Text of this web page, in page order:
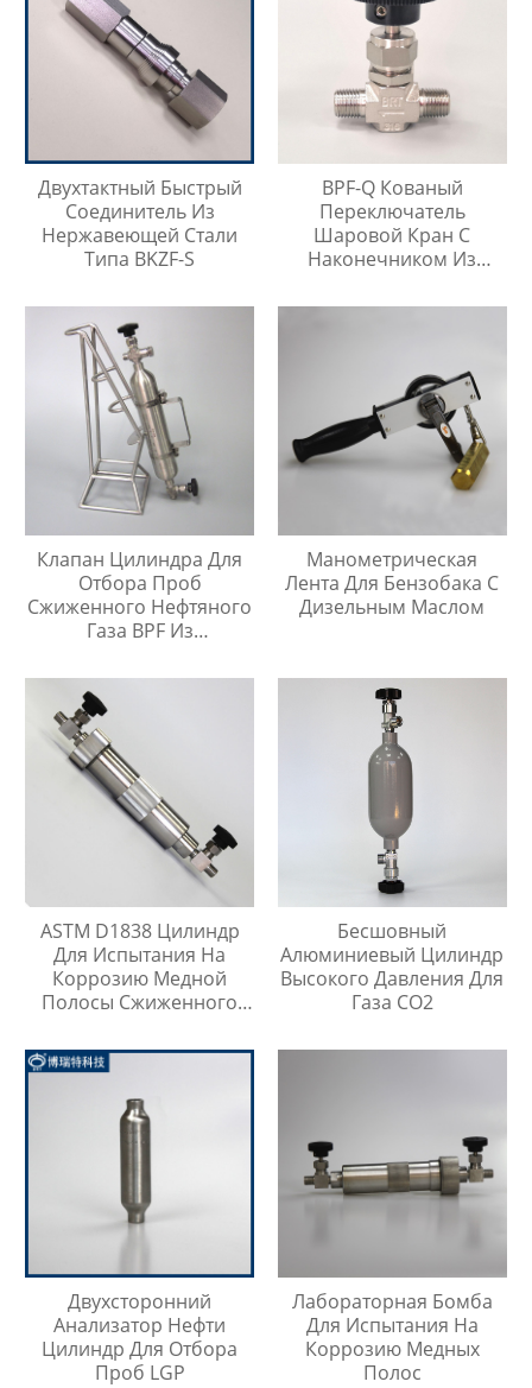
Двухтактный Быстрый
Соединитель Из
Нержавеющей Стали
Типа BKZF-S
BPF-Q Кованый
Переключатель
Шаровой Кран С
Наконечником Из
316
Клапан Цилиндра Для
Отбора Проб
Сжиженного Нефтяного
Газа BPF Из
Манометрическая
Лента Для Бензобака С
Дизельным Маслом
ASTM D1838 Цилиндр
Для Испытания На
Коррозию Медной
Полосы Сжиженного
Бесшовный
Алюминиевый Цилиндр
Высокого Давления Для
Газа CO2
Двухсторонний
Анализатор Нефти
Цилиндр Для Отбора
Проб LGP
Лабораторная Бомба
Для Испытания На
Коррозию Медных
Полос